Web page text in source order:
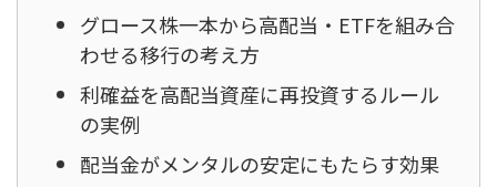
グロース株一本から高配当・ETFを組み合
わせる移行の考え方
利確益を高配当資産に再投資するルール
の実例
配当金がメンタルの安定にもたらす効果